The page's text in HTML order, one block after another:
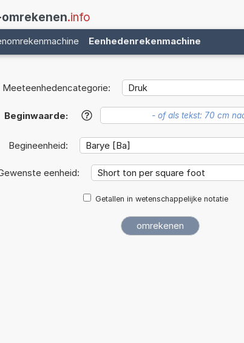
.info
Eenhedenrekenmachine
Meeteenhedencategorie:
Beginwaarde: ?
Begineenheid:
eenheid:
Getallen in wetenschappelijke notatie